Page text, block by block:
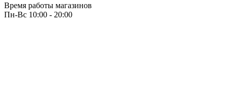
Время работы магазинов
Пн-Вс 10:00 - 20:00